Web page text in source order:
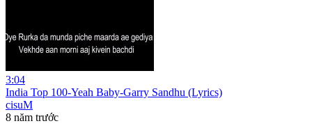
3:04
India Top 100-Yeah Baby-Garry Sandhu (Lyrics)
cisuM
8 năm trước